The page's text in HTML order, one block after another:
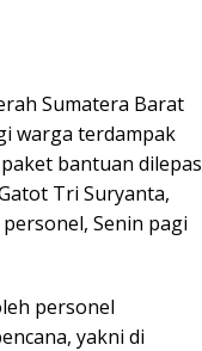
Sumatera Barat
warga terdampak
bantuan dilepas
Tri Suryanta,
Senin pagi
personel
yakni di